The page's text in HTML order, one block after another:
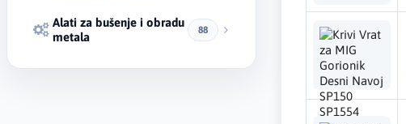
Alati za bušenje i obradu
metala
88